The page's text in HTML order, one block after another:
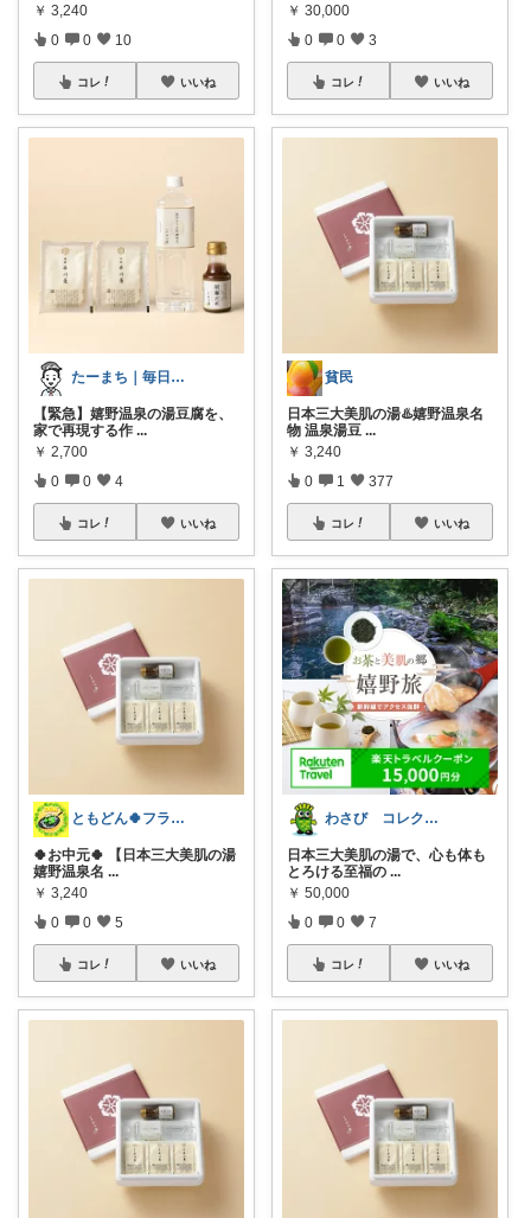
￥ 3,240
0 0 10
コレ いいね
たーまち｜毎日10時 楽天超目玉
【緊急】嬉野温泉の湯豆腐を、
家で再現する作 ...
￥ 2,700
0 0 4
コレ いいね
ともどん🍀フライパン料理ある暮らし🍳
🍀お中元🍀 【日本三大美肌の湯
嬉野温泉名 ...
￥ 3,240
0 0 5
コレ いいね
￥ 30,000
0 0 3
コレ いいね
貧民
日本三大美肌の湯♨️嬉野温泉名
物 温泉湯豆 ...
￥ 3,240
0 1 377
コレ いいね
わさび コレクションもご利用ください
日本三大美肌の湯で、心も体も
とろける至福の ...
￥ 50,000
0 0 7
コレ いいね